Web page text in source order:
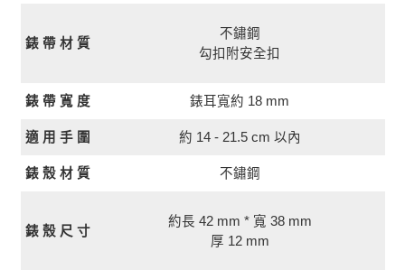
錶 帶 材 質
不鏽鋼
勾扣附安全扣
錶 帶 寬 度 錶耳寬約 18 mm
適 用 手 圍 約 14 - 21.5 cm 以內
錶 殼 材 質 不鏽鋼
錶 殼 尺 寸
約長 42 mm * 寬 38 mm
厚 12 mm